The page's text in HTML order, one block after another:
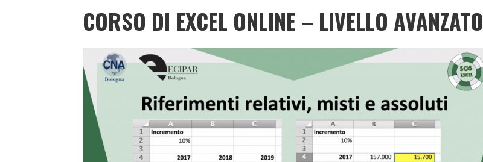
CORSO DI EXCEL ONLINE – LIVELLO AVANZATO